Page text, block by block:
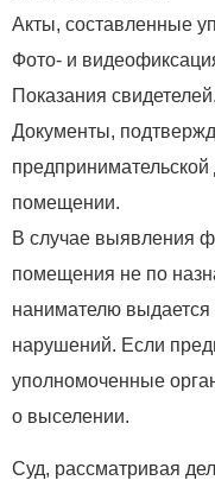
Акты, составленные
Фото- и
Показания свидетелей.
Документы,
помещении.
В случае выявления
помещения не по
нанимателю выдается
нарушений. Если
уполномоченные
о выселении.
Суд, рассматривая